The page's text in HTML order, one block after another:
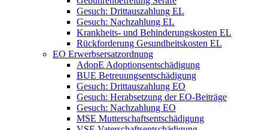
Gesuch: Drittauszahlung EL
Gesuch: Nachzahlung EL
Krankheits- und Behinderungskosten EL
Rückforderung Gesundheitskosten EL
EO Erwerbsersatzordnung
AdopE Adoptionsentschädigung
BUE Betreuungsentschädigung
Gesuch: Drittauszahlung EO
Gesuch: Herabsetzung der EO-Beiträge
Gesuch: Nachzahlung EO
MSE Mutterschaftsentschädigung